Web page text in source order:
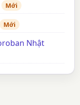
Mới
Mới
Nhật